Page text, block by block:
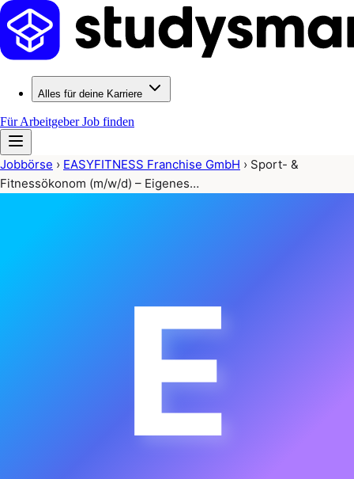
Alles für deine Karriere
Für ArbeitgeberJob finden
Jobbörse › EASYFITNESS Franchise GmbH › Sport- &
Fitnessökonom (m/w/d) – Eigenes…
E